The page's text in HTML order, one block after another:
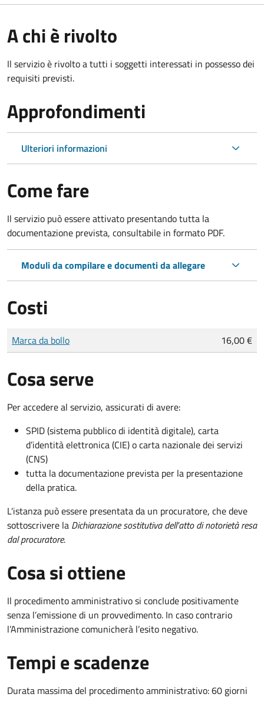
A chi è rivolto
Il servizio è rivolto a tutti i soggetti interessati in possesso dei
requisiti previsti.
Approfondimenti
Ulteriori informazioni
Come fare
Il servizio può essere attivato presentando tutta la
documentazione prevista, consultabile in formato PDF.
Moduli da compilare e documenti da allegare
Costi
Tipo di pagamento
Importo
Marca da bollo 16,00 €
Cosa serve
Per accedere al servizio, assicurati di avere:
SPID (sistema pubblico di identità digitale), carta
d’identità elettronica (CIE) o carta nazionale dei servizi
(CNS)
tutta la documentazione prevista per la presentazione
della pratica.
L'istanza può essere presentata da un procuratore, che deve
sottoscrivere la Dichiarazione sostitutiva dell'atto di notorietà resa
dal procuratore.
Cosa si ottiene
Il procedimento amministrativo si conclude positivamente
senza l’emissione di un provvedimento. In caso contrario
l’Amministrazione comunicherà l’esito negativo.
Tempi e scadenze
Durata massima del procedimento amministrativo: 60 giorni